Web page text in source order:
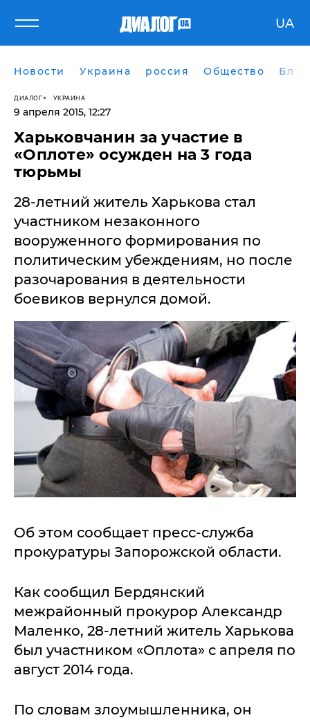
UA
Новости Украина россия Общество
ДИАЛОГ УКРАИНА
9 апреля 2015, 12:27
Харьковчанин за участие в
«Оплоте» осужден на 3 года
тюрьмы
28-летний житель Харькова стал
участником незаконного
вооруженного формирования по
политическим убеждениям, но после
разочарования в деятельности
боевиков вернулся домой.
Об этом сообщает пресс-служба
прокуратуры Запорожской области.
Как сообщил Бердянский
межрайонный прокурор Александр
Маленко, 28-летний житель Харькова
был участником «Оплота» с апреля по
август 2014 года.
По словам злоумышленника, он